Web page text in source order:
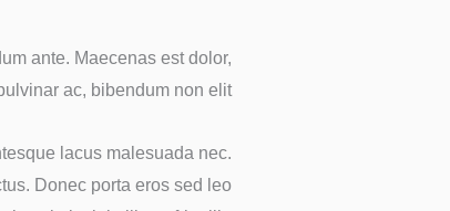
ante. Maecenas est dolor,
ac, bibendum non elit.
lacus malesuada nec.
Donec porta eros sed leo